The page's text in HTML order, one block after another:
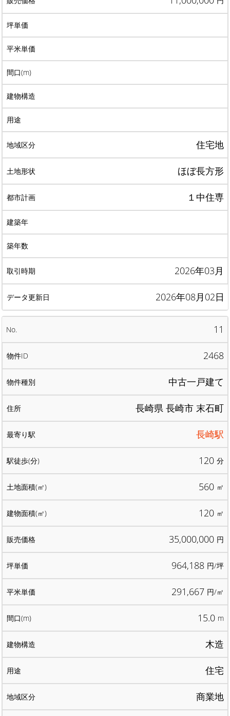
住宅地
ほぼ長方形
１中住専
2026年03月
2026年08月02日
11
2468
中古一戸建て
長崎県 長崎市 末石町
長崎駅
120 分
560 ㎡
120 ㎡
35,000,000 円
964,188 円/坪
291,667 円/㎡
15.0 m
木造
住宅
商業地